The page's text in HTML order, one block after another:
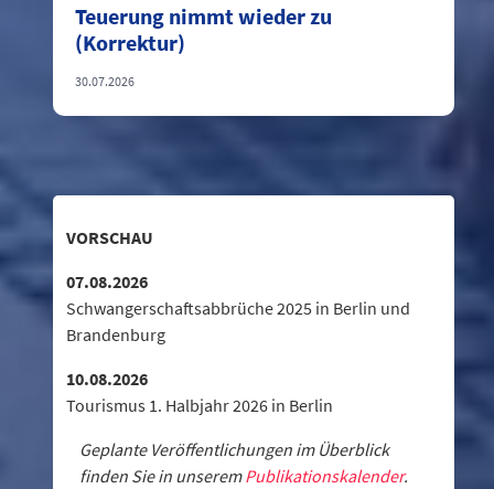
Teuerung nimmt wieder zu
(Korrektur)
30.07.2026
VORSCHAU
07.08.2026
Schwangerschaftsabbrüche 2025 in Berlin und
Brandenburg
10.08.2026
Tourismus 1. Halbjahr 2026 in Berlin
Geplante Veröffentlichungen im Überblick
finden Sie in unseremPublikationskalender.